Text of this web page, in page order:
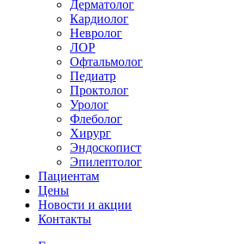
Дерматолог
Кардиолог
Невролог
ЛОР
Офтальмолог
Педиатр
Проктолог
Уролог
Флеболог
Хирург
Эндоскопист
Эпилептолог
Пациентам
Цены
Новости и акции
Контакты